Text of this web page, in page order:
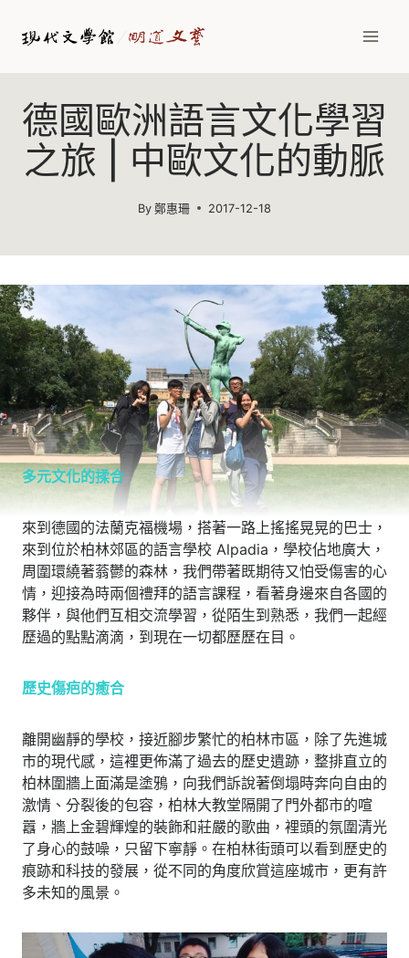
德國歐洲語言文化學習
之旅 | 中歐文化的動脈
By 鄭惠珊 2017-12-18
多元文化的揉合
來到德國的法蘭克福機場，搭著一路上搖搖晃晃的巴士，
來到位於柏林郊區的語言學校 Alpadia，學校佔地廣大，
周圍環繞著蓊鬱的森林，我們帶著既期待又怕受傷害的心
情，迎接為時兩個禮拜的語言課程，看著身邊來自各國的
夥伴，與他們互相交流學習，從陌生到熟悉，我們一起經
歷過的點點滴滴，到現在一切都歷歷在目。
歷史傷疤的癒合
離開幽靜的學校，接近腳步繁忙的柏林市區，除了先進城
市的現代感，這裡更佈滿了過去的歷史遺跡，整排直立的
柏林圍牆上面滿是塗鴉，向我們訴說著倒塌時奔向自由的
激情、分裂後的包容，柏林大教堂隔開了門外都市的喧
囂，牆上金碧輝煌的裝飾和莊嚴的歌曲，裡頭的氛圍清光
了身心的鼓噪，只留下寧靜。在柏林街頭可以看到歷史的
痕跡和科技的發展，從不同的角度欣賞這座城市，更有許
多未知的風景。